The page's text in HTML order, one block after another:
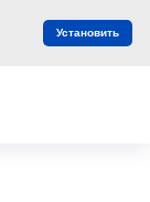
Установить